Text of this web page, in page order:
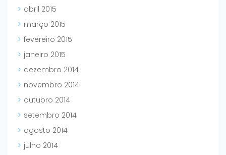
abril 2015
março 2015
fevereiro 2015
janeiro 2015
dezembro 2014
novembro 2014
outubro 2014
setembro 2014
agosto 2014
julho 2014